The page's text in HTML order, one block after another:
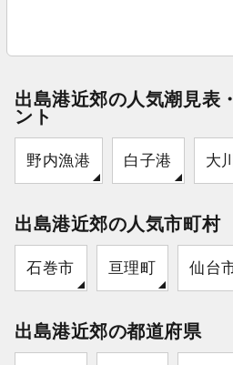
出島港近郊の人気潮見表
ント
野内漁港 白子港 大
出島港近郊の人気市町村
石巻市 亘理町 仙台
出島港近郊の都道府県